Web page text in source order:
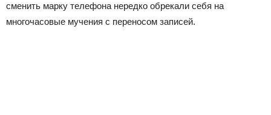
сменить марку телефона нередко обрекали себя на
многочасовые мучения с переносом записей.